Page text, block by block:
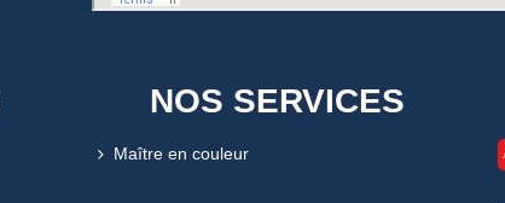
NOS SERVICES
Maître en couleur